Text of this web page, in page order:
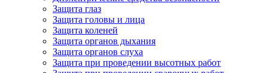
Защита глаз
Защита головы и лица
Защита коленей
Защита органов дыхания
Защита органов слуха
Защита при проведении высотных работ